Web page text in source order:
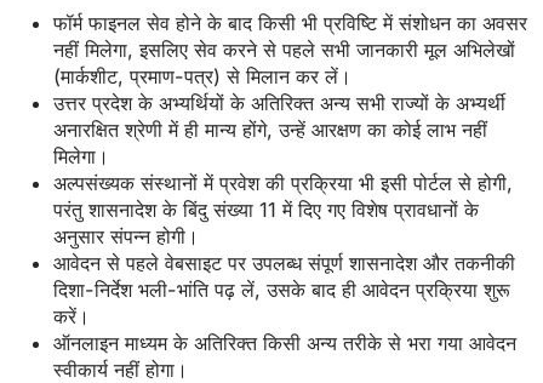
फॉर्म फाइनल सेव होने के बाद किसी भी प्रविष्टि में संशोधन का अवसर
नहीं मिलेगा, इसलिए सेव करने से पहले सभी जानकारी मूल अभिलेखों
(मार्कशीट, प्रमाण-पत्र) से मिलान कर लें।
उत्तर प्रदेश के अभ्यर्थियों के अतिरिक्त अन्य सभी राज्यों के अभ्यर्थी
अनारक्षित श्रेणी में ही मान्य होंगे, उन्हें आरक्षण का कोई लाभ नहीं
मिलेगा।
अल्पसंख्यक संस्थानों में प्रवेश की प्रक्रिया भी इसी पोर्टल से होगी,
परंतु शासनादेश के बिंदु संख्या 11 में दिए गए विशेष प्रावधानों के
अनुसार संपन्न होगी।
आवेदन से पहले वेबसाइट पर उपलब्ध संपूर्ण शासनादेश और तकनीकी
दिशा-निर्देश भली-भांति पढ़ लें, उसके बाद ही आवेदन प्रक्रिया शुरू
करें।
ऑनलाइन माध्यम के अतिरिक्त किसी अन्य तरीके से भरा गया आवेदन
स्वीकार्य नहीं होगा।